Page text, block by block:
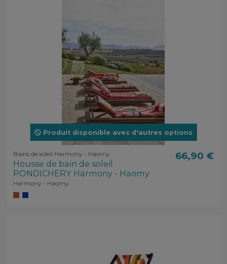
Produit disponible avec d'autres options
Bains de soleil Harmony - Haomy
Housse de bain de soleil
PONDICHERY Harmony - Haomy
Harmony - Haomy
66,90 €